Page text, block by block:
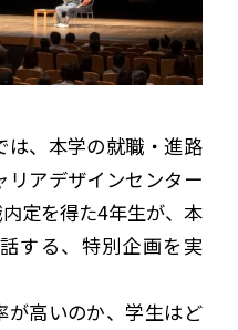
は、本学の就職・進路
リアデザインセンター
定を得た4年生が、本
する、特別企画を実
が高いのか、学生はど